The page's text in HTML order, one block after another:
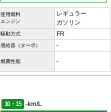
使用燃料
エンジン
レギュラー
ガソリン
駆動方式 FR
過給器（ターボ） -
燃費性能 -
10・15
-km/L